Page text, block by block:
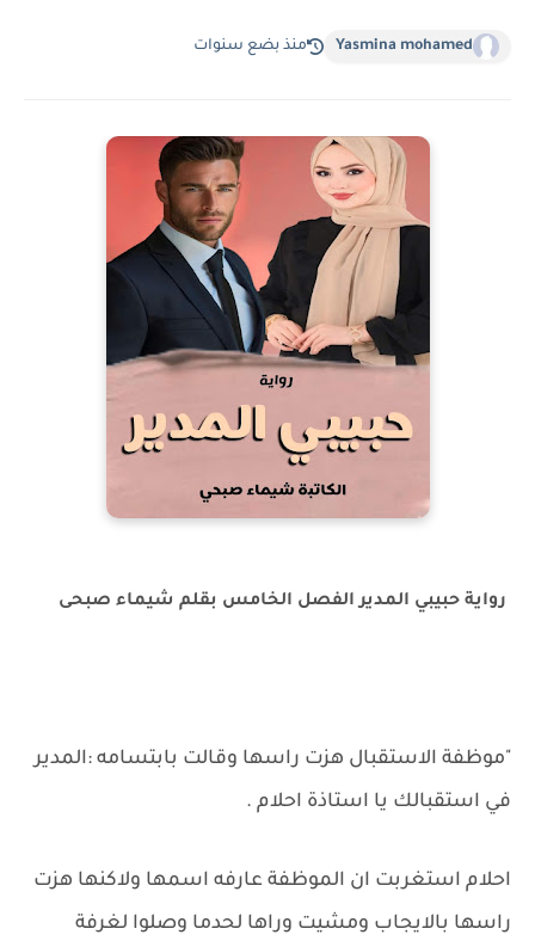
Yasmina mohamed منذ بضع سنوات
رواية حبيبي المدير الفصل الخامس بقلم شيماء صبحى
"موظفة الاستقبال هزت راسها وقالت بابتسامه :المدير
في استقبالك يا استاذة احلام .
احلام استغربت ان الموظفة عارفه اسمها ولاكنها هزت
راسها بالايجاب ومشيت وراها لحدما وصلوا لغرفة